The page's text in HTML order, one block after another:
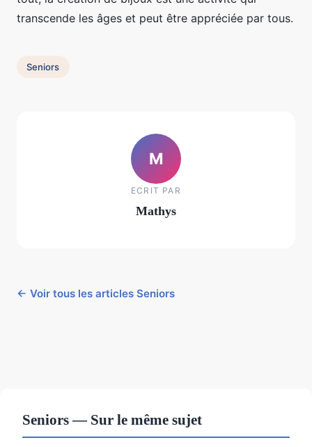
transcende les âges et peut être appréciée par tous.
Seniors
M
ECRIT PAR
Mathys
← Voir tous les articles Seniors
Seniors — Sur le même sujet